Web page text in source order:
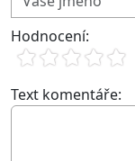
Hodnocení:
Text komentáře: